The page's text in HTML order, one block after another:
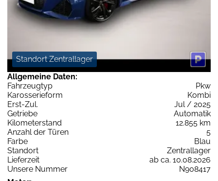
Standort Zentrallager
Allgemeine Daten:
Fahrzeugtyp
Pkw
Karosserieform
Kombi
Erst-Zul.
Jul / 2025
Getriebe
Automatik
Kilometerstand
12.855 km
Anzahl der Türen
5
Farbe
Blau
Standort
Zentrallager
Lieferzeit
ab ca. 10.08.2026
Unsere Nummer
N908417